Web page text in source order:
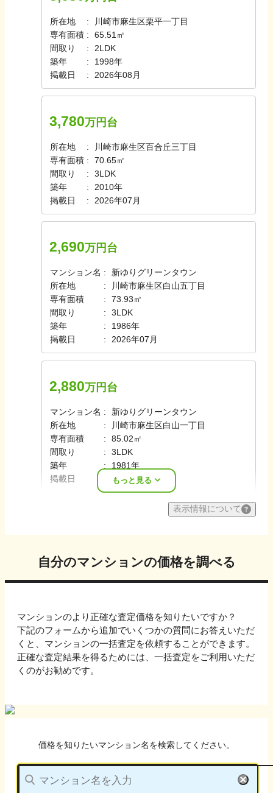
所在地
川崎市麻生区栗平一丁目
専有面積
65.51㎡
間取り
2LDK
築年
1998年
掲載日
2026年08月
3,780万円台
所在地
川崎市麻生区百合丘三丁目
専有面積
70.65㎡
間取り
3LDK
築年
2010年
掲載日
2026年07月
2,690万円台
マンション名
新ゆりグリーンタウン
所在地
川崎市麻生区白山五丁目
専有面積
73.93㎡
間取り
3LDK
築年
1986年
掲載日
2026年07月
2,880万円台
マンション名
新ゆりグリーンタウン
所在地
川崎市麻生区白山一丁目
専有面積
85.02㎡
間取り
3LDK
築年
1981年
掲載日
2026年07月
もっと見る
表示情報について
自分のマンションの価格を調べる
マンションのより正確な査定価格を知りたいですか？
下記のフォームから追加でいくつかの質問にお答えいただ
くと、マンションの一括査定を依頼することができます。
正確な査定結果を得るためには、一括査定をご利用いただ
くのがお勧めです。
価格を知りたいマンション名を検索してください。